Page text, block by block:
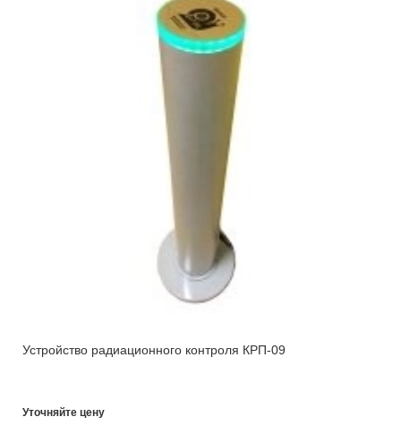
Устройство радиационного контроля КРП-09
Уточняйте цену